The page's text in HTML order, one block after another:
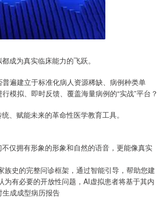
成为真实临床能力的飞跃。
遍建立于标准化病人资源稀缺、病例种类单
模拟、即时反馈、覆盖海量病例的“实战”平台？
赋能未来的革命性医学教育工具。
仅拥有形象的形象和自然的语音，更能像真实
史的完整问诊框架，通过智能引导，帮助您建
有必要的开放性问题，AI虚拟患者将基于其内
成成型病历报告